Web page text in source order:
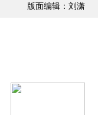
版面编辑：刘潇